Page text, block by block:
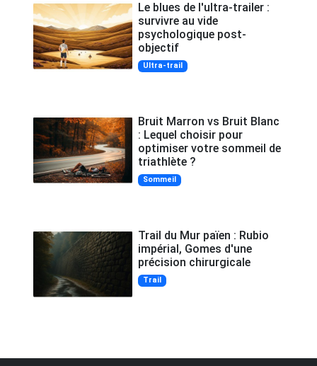
Le blues de l'ultra-trailer :
survivre au vide
psychologique post-
objectif
Ultra-trail
Bruit Marron vs Bruit Blanc
: Lequel choisir pour
optimiser votre sommeil de
triathlète ?
Sommeil
Trail du Mur païen : Rubio
impérial, Gomes d'une
précision chirurgicale
Trail